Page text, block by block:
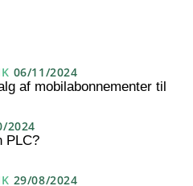
06/11/2024
af mobilabonnementer til
2024
PLC?
29/08/2024